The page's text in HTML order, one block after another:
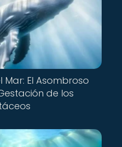
Mar: El Asombroso
de los